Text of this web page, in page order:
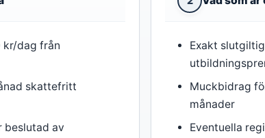
kr/dag från
skattefritt
beslutad av
Exakt
Muckbidrag
månader
Eventuella